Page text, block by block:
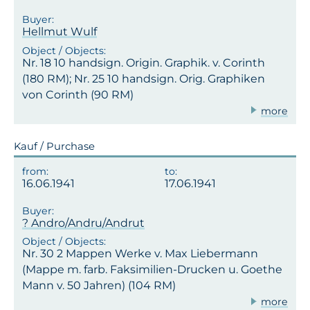
Hellmut Wulf
Nr. 18 10 handsign. Origin. Graphik. v. Corinth
(180 RM); Nr. 25 10 handsign. Orig. Graphiken
von Corinth (90 RM)
more
Kauf / Purchase
16.06.1941 17.06.1941
? Andro/Andru/Andrut
Nr. 30 2 Mappen Werke v. Max Liebermann
(Mappe m. farb. Faksimilien-Drucken u. Goethe
Mann v. 50 Jahren) (104 RM)
more